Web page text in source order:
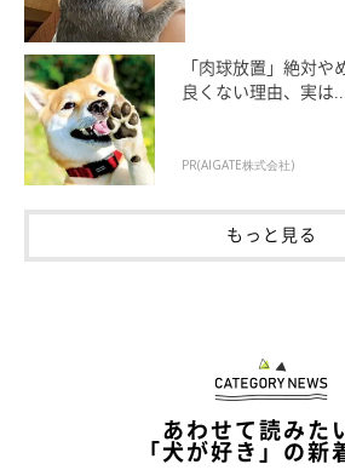
「肉球放置」絶対
良くない理由、実は
PR(AIGATE株式会社)
もっと見る
あわせて読みた
「犬が好き」の新